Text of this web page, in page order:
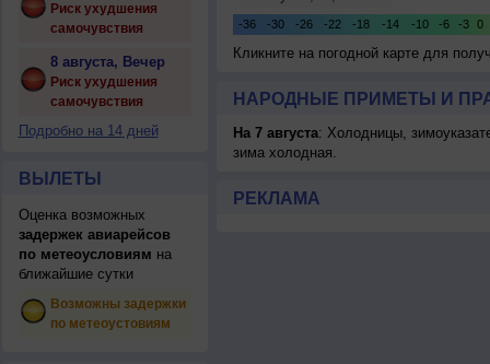
Риск ухудшения
самочувствия
8 августа, Вечер
Риск ухудшения
самочувствия
Подробно на 14 дней
ВЫЛЕТЫ
Оценка возможных
задержек авиарейсов
по метеоусловиям на
ближайшие сутки
Возможны задержки
по метеоустовиям
Кликните на погодной карте для
НАРОДНЫЕ ПРИМЕТЫ И
На 7 августа: Холодницы,
зима холодная.
РЕКЛАМА